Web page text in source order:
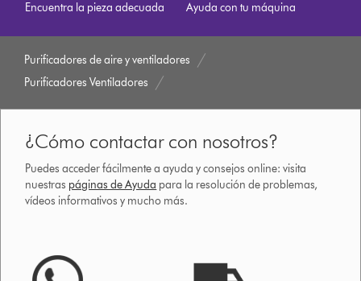
Encuentra la pieza adecuada Ayuda con tu máquina
Purificadores de aire y ventiladores
Purificadores Ventiladores
¿Cómo contactar con nosotros?
Puedes acceder fácilmente a ayuda y consejos online: visita
nuestras páginas de Ayuda para la resolución de problemas,
vídeos informativos y mucho más.